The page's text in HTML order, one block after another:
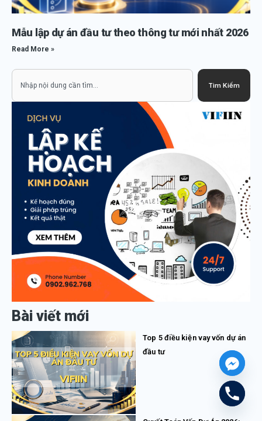
Mẫu lập dự án đầu tư theo thông tư mới nhất 2026
Read More »
Tìm Kiếm
Bài viết mới
Top 5 điều kiện vay vốn dự án
đầu tư